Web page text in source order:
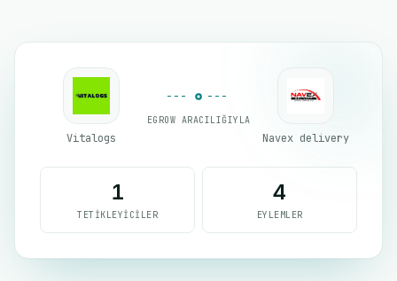
Vitalogs
EGROW ARACILIĞIYLA
Navex delivery
1
TETIKLEYICILER
4
EYLEMLER